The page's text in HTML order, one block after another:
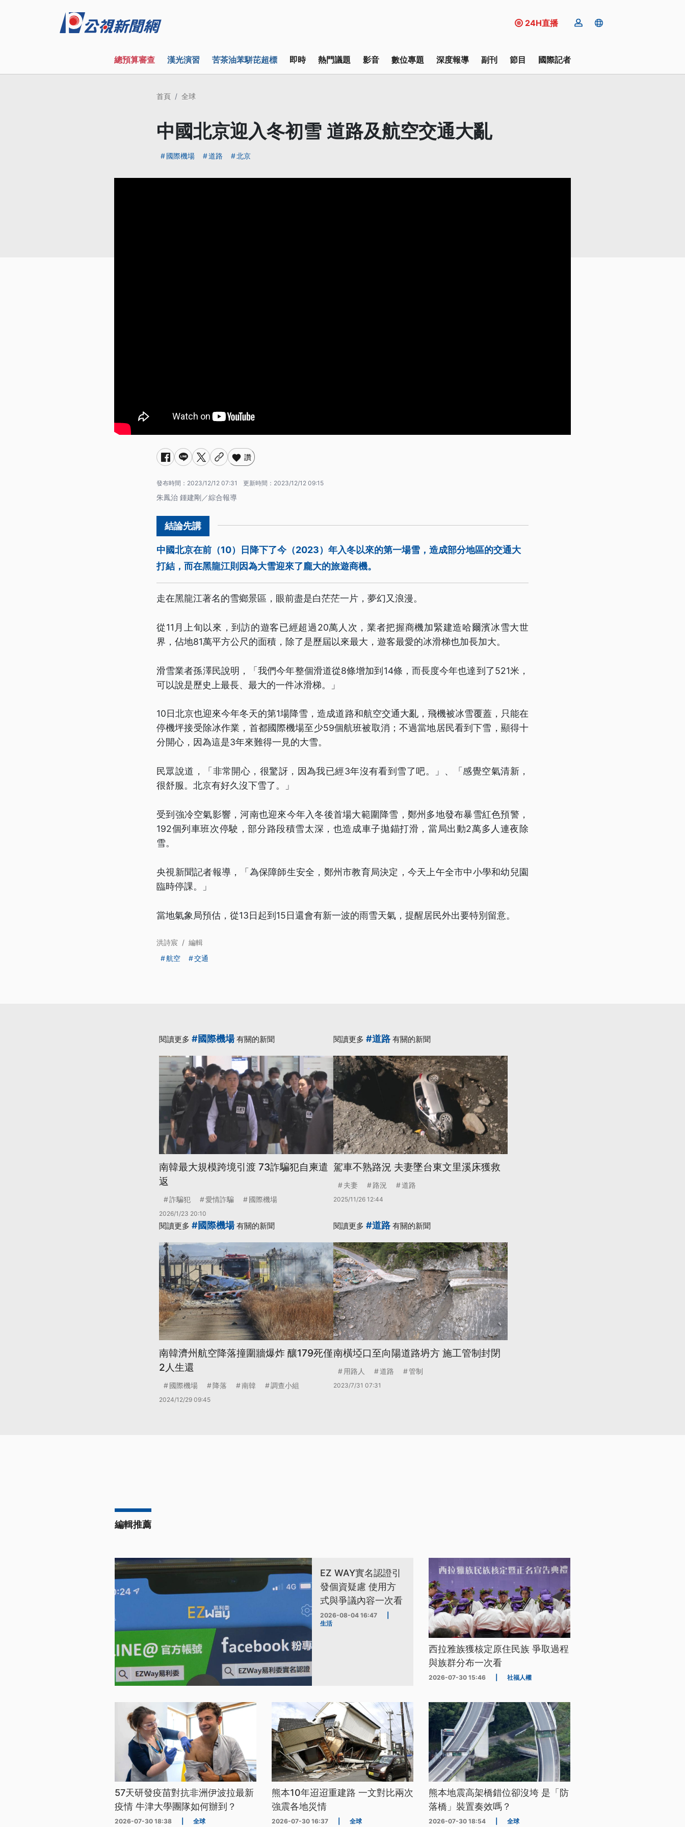
24H直播
總預算審查 漢光演習 苦茶油苯駢芘超標 即時 熱門議題 影音 數位專題 深度報導 副刊 節目 國際記者
首頁 全球
中國北京迎入冬初雪 道路及航空交通大亂
國際機場 道路 北京
讚
發布時間： 2023/12/12 07:31 更新時間： 2023/12/12 09:15
朱鳳治 鍾建剛／綜合報導
中國北京在前（10）日降下了今（2023）年入冬以來的第一場雪，造成部分地區的交通大
打結，而在黑龍江則因為大雪迎來了龐大的旅遊商機。
走在黑龍江著名的雪鄉景區，眼前盡是白茫茫一片，夢幻又浪漫。
從11月上旬以來，到訪的遊客已經超過20萬人次，業者把握商機加緊建造哈爾濱冰雪大世
界，佔地81萬平方公尺的面積，除了是歷屆以來最大，遊客最愛的冰滑梯也加長加大。
滑雪業者孫澤民說明，「我們今年整個滑道從8條增加到14條，而長度今年也達到了521米，
可以說是歷史上最長、最大的一件冰滑梯。」
10日北京也迎來今年冬天的第1場降雪，造成道路和航空交通大亂，飛機被冰雪覆蓋，只能在
停機坪接受除冰作業，首都國際機場至少59個航班被取消；不過當地居民看到下雪，顯得十
分開心，因為這是3年來難得一見的大雪。
民眾說道，「非常開心，很驚訝，因為我已經3年沒有看到雪了吧。」、「感覺空氣清新，
很舒服。北京有好久沒下雪了。」
受到強冷空氣影響，河南也迎來今年入冬後首場大範圍降雪，鄭州多地發布暴雪紅色預警，
192個列車班次停駛，部分路段積雪太深，也造成車子拋錨打滑，當局出動2萬多人連夜除
雪。
央視新聞記者報導，「為保障師生安全，鄭州市教育局決定，今天上午全市中小學和幼兒園
臨時停課。」
當地氣象局預估，從13日起到15日還會有新一波的雨雪天氣，提醒居民外出要特別留意。
洪詩宸 / 編輯
航空
交通
閱讀更多 #國際機場有關的新聞
南韓最大規模跨境引渡 73詐騙犯自柬遣
返
詐騙犯 愛情詐騙 國際機場
2026/1/23 20:10
閱讀更多 #道路有關的新聞
駕車不熟路況 夫妻墜台東文里溪床獲救
夫妻 路況 道路
2025/11/26 12:44
閱讀更多 #國際機場有關的新聞
南韓濟州航空降落撞圍牆爆炸 釀179死僅
2人生還
國際機場 降落 南韓 調查小組
2024/12/29 09:45
閱讀更多 #道路有關的新聞
南橫埡口至向陽道路坍方 施工管制封閉
用路人 道路 管制
2023/7/31 07:31
編輯推薦
EZ WAY實名認證引
發個資疑慮 使用方
式與爭議內容一次看
2026-08-04 16:47
生活
西拉雅族獲核定原住民族 爭取過程
與族群分布一次看
2026-07-30 15:46 社福人權
57天研發疫苗對抗非洲伊波拉最新
疫情 牛津大學團隊如何辦到？
2026-07-30 18:38 全球
熊本10年迢迢重建路 一文對比兩次
強震各地災情
2026-07-30 16:37 全球
熊本地震高架橋錯位卻沒垮 是「防
落橋」裝置奏效嗎？
2026-07-30 18:54 全球